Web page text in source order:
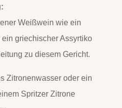
Weißwein wie ein
griechischer Assyrtiko
zu diesem Gericht.
Zitronenwasser oder ein
Spritzer Zitrone